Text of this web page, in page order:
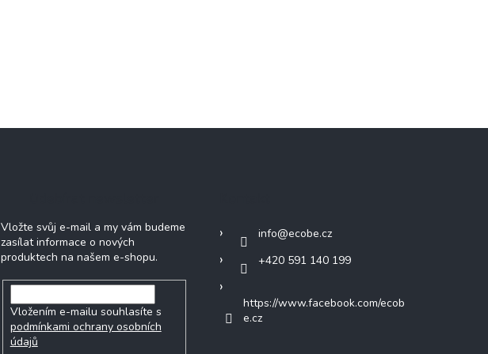
Vložte svůj e-mail a my vám budeme
zasílat informace o nových
produktech na našem e-shopu.
Vložením e-mailu souhlasíte s
podmínkami ochrany osobních
údajů
info@ecobe.cz
+420 591 140 199
https://www.facebook.com/ecob
e.cz